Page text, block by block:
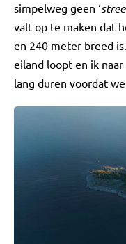
simpelweg geen ‘
valt op te maken dat
en 240 meter breed
eiland loopt en ik
lang duren voordat